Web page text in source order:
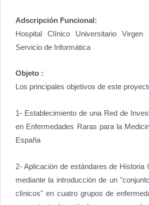
Adscripción Funcional:
Hospital Clínico Universitario
Servicio de Informática
Objeto :
Los principales objetivos de este
1- Establecimiento de una Red de
en Enfermedades Raras para la
España
2- Aplicación de estándares de Historia
mediante la introducción de un
clínicos" en cuatro grupos de